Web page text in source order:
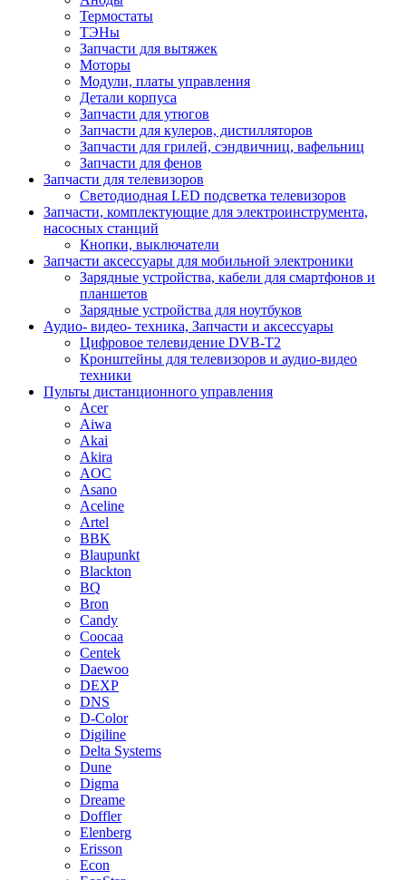
Термостаты
ТЭНы
Запчасти для вытяжек
Моторы
Модули, платы управления
Детали корпуса
Запчасти для утюгов
Запчасти для кулеров, дистилляторов
Запчасти для грилей, сэндвичниц, вафельниц
Запчасти для фенов
Запчасти для телевизоров
Светодиодная LED подсветка телевизоров
Запчасти, комплектующие для электроинструмента,
насосных станций
Кнопки, выключатели
Запчасти аксессуары для мобильной электроники
Зарядные устройства, кабели для смартфонов и
планшетов
Зарядные устройства для ноутбуков
Аудио- видео- техника, Запчасти и аксессуары
Цифровое телевидение DVB-T2
Кронштейны для телевизоров и аудио-видео
техники
Пульты дистанционного управления
Acer
Aiwa
Akai
Akira
AOC
Asano
Aceline
Artel
BBK
Blaupunkt
Blackton
BQ
Bron
Candy
Coocaa
Centek
Daewoo
DEXP
DNS
D-Color
Digiline
Delta Systems
Dune
Digma
Dreame
Doffler
Elenberg
Erisson
Econ